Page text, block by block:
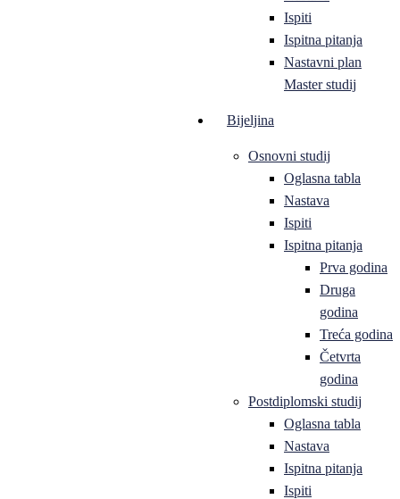
Ispiti
Ispitna pitanja
Nastavni plan
Master studij
Bijeljina
Osnovni studij
Oglasna tabla
Nastava
Ispiti
Ispitna pitanja
Prva godina
Druga
godina
Treća godina
Četvrta
godina
Postdiplomski studij
Oglasna tabla
Nastava
Ispitna pitanja
Ispiti